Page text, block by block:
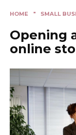
HOME " SMALL
Opening
online